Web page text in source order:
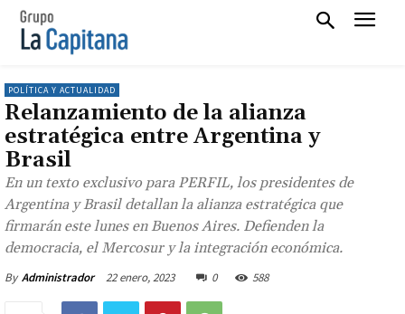
POLÍTICA Y ACTUALIDAD
Relanzamiento de la alianza
estratégica entre Argentina y
Brasil
En un texto exclusivo para PERFIL, los presidentes de
Argentina y Brasil detallan la alianza estratégica que
firmarán este lunes en Buenos Aires. Defienden la
democracia, el Mercosur y la integración económica.
By Administrador 22 enero, 2023 0 588